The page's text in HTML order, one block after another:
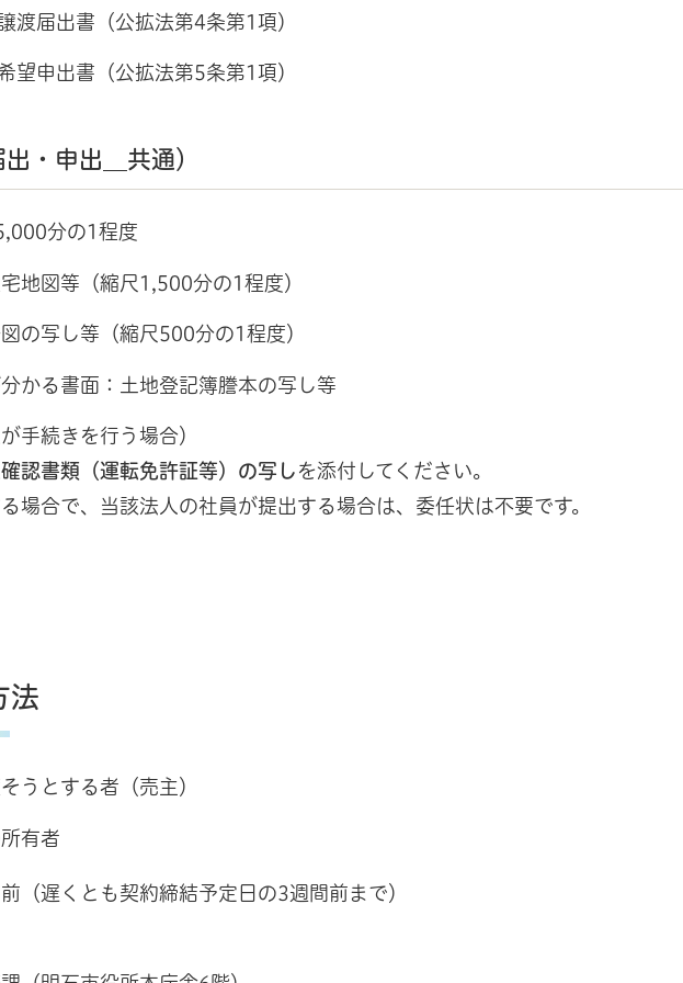
渡届出書（公拡法第4条第1項）
望申出書（公拡法第5条第1項）
・申出＿共通）
分の1程度
地図等（縮尺1,500分の1程度）
の写し等（縮尺500分の1程度）
かる書面：土地登記簿謄本の写し等
手続きを行う場合）
認書類（運転免許証等）の写し を添付してください。
場合で、当該法人の社員が提出する場合は、委任状は不要です。
法
うとする者（売主）
有者
（遅くとも契約締結予定日の3週間前まで）